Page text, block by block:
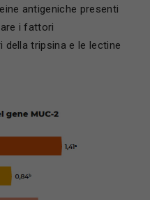
antigeniche presenti
i fattori
tripsina e le lectine